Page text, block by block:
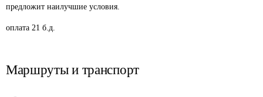
предложит наилучшие условия.
оплата 21 б.д.
Маршруты и транспорт